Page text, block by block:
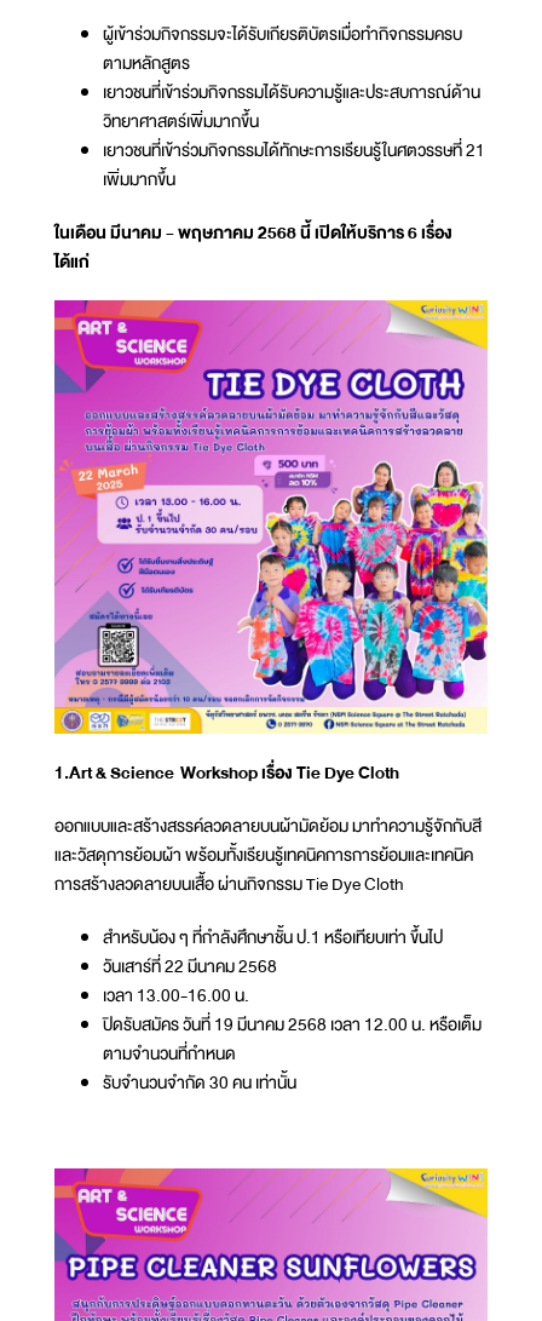
ผู้เข้าร่วมกิจกรรมจะได้รับเกียรติบัตรเมื่อทำกิจกรรมครบ
ตามหลักสูตร
เยาวชนที่เข้าร่วมกิจกรรมได้รับความรู้และประสบการณ์ด้าน
วิทยาศาสตร์เพิ่มมากขึ้น
เยาวชนที่เข้าร่วมกิจกรรมได้ทักษะการเรียนรู้ในศตวรรษที่ 21
เพิ่มมากขึ้น
ในเดือน มีนาคม - พฤษภาคม 2568 นี้ เปิดให้บริการ 6 เรื่อง
ได้แก่
1.Art & Science Workshop เรื่อง Tie Dye Cloth
ออกแบบและสร้างสรรค์ลวดลายบนผ้ามัดย้อม มาทำความรู้จักกับสี
และวัสดุการย้อมผ้า พร้อมทั้งเรียนรู้เทคนิคการการย้อมและเทคนิค
การสร้างลวดลายบนเสื้อ ผ่านกิจกรรม Tie Dye Cloth
สำหรับน้อง ๆ ที่กำลังศึกษาชั้น ป.1 หรือเทียบเท่า ขึ้นไป
วันเสาร์ที่ 22 มีนาคม 2568
เวลา 13.00-16.00 น.
ปิดรับสมัคร วันที่ 19 มีนาคม 2568 เวลา 12.00 น. หรือเต็ม
ตามจำนวนที่กำหนด
รับจำนวนจำกัด 30 คน เท่านั้น